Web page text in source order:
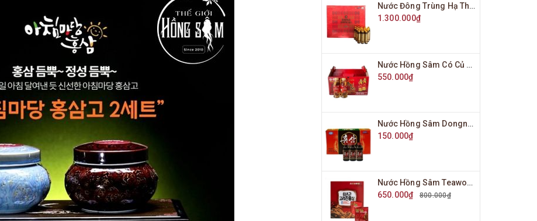
Nước Đông Trùng Hạ Thảo Bio Science Hàn Quốc Hộp Đỏ 20 Ống x 20ml
1.300.000₫
Nước Hồng Sâm Có Củ Won Ki Sam Hàn Quốc Hộp 10 Chai x 120ml
550.000₫
Nước Hồng Sâm Dongnam Medics Hàn Quốc Hộp 10 Chai x 100ml
150.000₫
Nước Hồng Sâm Teawong Hàn Quốc Hộp 30 Gói x 70ml
650.000₫
800.000₫